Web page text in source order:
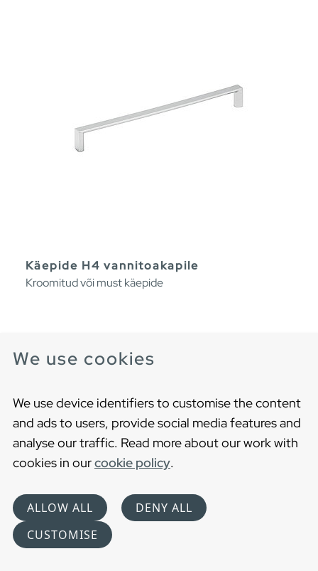
We use cookies
We use device identifiers to customise the content
and ads to users, provide social media features and
analyse our traffic. Read more about our work with
cookies in ourcookie policy.
ALLOW ALL
DENY ALL
CUSTOMISE
Käepide H4 vannitoakapile
Kroomitud või must käepide